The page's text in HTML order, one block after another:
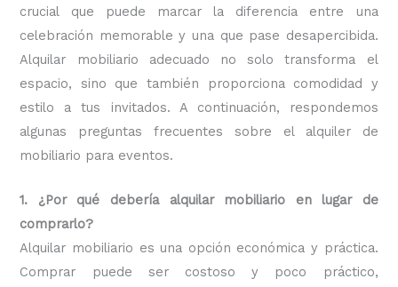
crucial que puede marcar la diferencia entre una
celebración memorable y una que pase desapercibida.
Alquilar mobiliario adecuado no solo transforma el
espacio, sino que también proporciona comodidad y
estilo a tus invitados. A continuación, respondemos
algunas preguntas frecuentes sobre el alquiler de
mobiliario para eventos.
1. ¿Por qué debería alquilar mobiliario en lugar de
comprarlo?
Alquilar mobiliario es una opción económica y práctica.
Comprar puede ser costoso y poco práctico,